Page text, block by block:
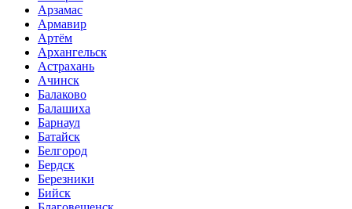
Арзамас
Армавир
Артём
Архангельск
Астрахань
Ачинск
Балаково
Балашиха
Барнаул
Батайск
Белгород
Бердск
Березники
Бийск